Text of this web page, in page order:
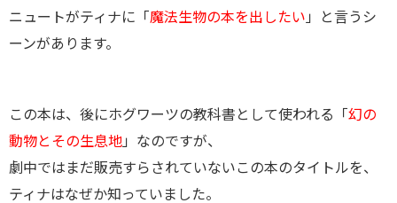
ニュートがティナに「 魔法生物の本を出したい 」と言うシ
ーンがあります。
この本は、後にホグワーツの教科書として使われる「 幻の
動物とその生息地 」なのですが、
劇中ではまだ販売すらされていないこの本のタイトルを、
ティナはなぜか知っていました。